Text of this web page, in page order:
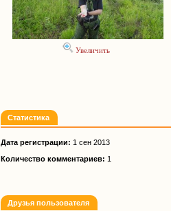
Увеличить
Статистика
Дата регистрации: 1 сен 2013
Количество комментариев: 1
Друзья пользователя